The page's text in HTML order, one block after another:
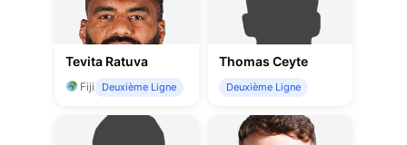
Tevita Ratuva
Fiji Deuxième Ligne
Thomas Ceyte
Deuxième Ligne